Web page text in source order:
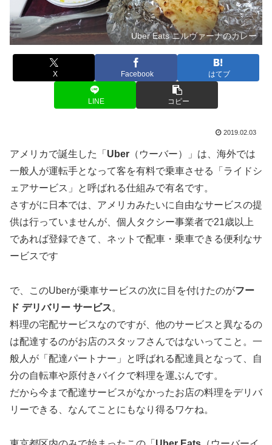
Uber Eats ニルヴァーナのカレー
X Facebook はてブ
LINE コピー
2019.02.03
アメリカで誕生した「 Uber （ウーバー）」は、海外では
一般人が運転手となって客を有料で乗車させる「ライドシ
ェアサービス」と呼ばれる仕組みで有名です。
さすがに日本では、アメリカみたいに自由なサービスの提
供は行っていませんが、個人タクシー事業者で21歳以上
であれば登録できて、ネットで配車・乗車できる便利なサ
ービスです
で、このUberが乗車サービスの次に目を付けたのがフー
ド デリバリー サービス。
料理の宅配サービスなのですが、他のサービスと異なるの
は配達するのがお店のスタッフさんではないってこと。一
般人が「配達パートナー」と呼ばれる配達員となって、自
分の自転車や原付きバイクで料理を運ぶんです。
だから今まで配達サービスがなかったお店の料理をデリバ
リーできる、なんてことにもなり得るワケね。